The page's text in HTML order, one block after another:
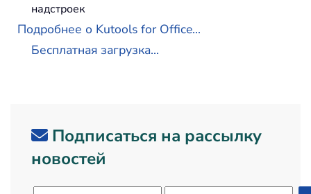
надстроек
Подробнее о Kutools for Office...
Бесплатная загрузка...
Подписаться на рассылку
новостей